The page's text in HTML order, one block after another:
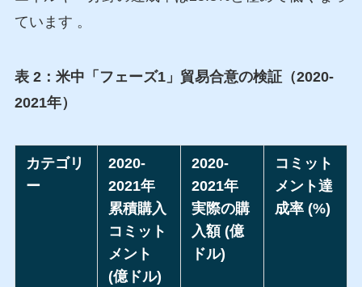
ています 。
表 2：米中「フェーズ1」貿易合意の検証（2020-
2021年）
カテゴリ
ー
2020-
2021年
累積購入
コミット
メント
(億ドル)
2020-
2021年
実際の購
入額 (億
ドル)
コミット
メント達
成率 (%)